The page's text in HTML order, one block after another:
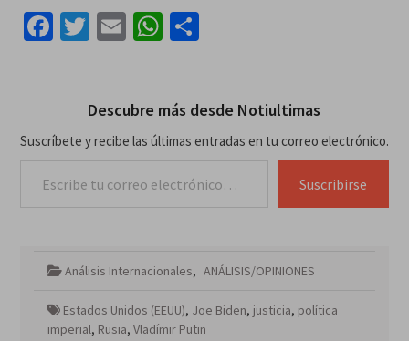
parte de un plan o política o
como parte de la comisión
en gran escala de…
Facebook
Twitter
EmailWhatsApp
Compartir
Descubre más desde Notiultimas
Suscríbete y recibe las últimas entradas en tu correo electrónico.
Suscribirse
Análisis Internacionales, ANÁLISIS/OPINIONES
Estados Unidos (EEUU), Joe Biden, justicia, política
imperial, Rusia, Vladímir Putin